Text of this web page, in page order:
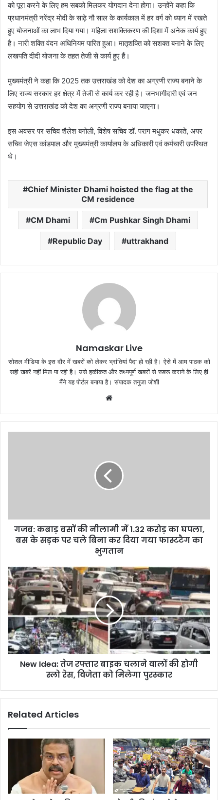
को पूरा करने के लिए हम सबको मिलकर योगदान देना होगा। उन्होंने कहा कि
प्रधानमंत्री नरेंद्र मोदी के साढ़े नौ साल के कार्यकाल में हर वर्ग को ध्यान में रखते
हुए योजनाओं का लाभ दिया गया। महिला सशक्तिकरण की दिशा में अनेक कार्य हुए
है। नारी शक्ति वंदन अधिनियम पारित हुआ। मातृशक्ति को सशक्त बनाने के लिए
लखपति दीदी योजना के तहत तेजी से कार्य हुए हैं।
मुख्यमंत्री ने कहा कि 2025 तक उत्तराखंड को देश का अग्रणी राज्य बनाने के
लिए राज्य सरकार हर क्षेत्र में तेजी से कार्य कर रही है। जनभागीदारी एवं जन
सहयोग से उत्तराखंड को देश का अग्रणी राज्य बनाया जाएगा।
इस अवसर पर सचिव शैलेश बगोली, विशेष सचिव डॉ. पराग मधुकर धकाते, अपर
सचिव जेएस कांडपाल और मुख्यमंत्री कार्यालय के अधिकारी एवं कर्मचारी उपस्थित
थे।
Chief Minister Dhami hoisted the flag at the
CM residence
CM Dhami Cm Pushkar Singh Dhami
Republic Day uttrakhand
Namaskar Live
सोशल मीडिया के इस दौर में खबरों को लेकर भ्रांतियां पैदा हो रही है। ऐसे में आम पाठक को
सही खबरें नहीं मिल पा रही है। उसे हकीकत और तथ्यपूर्ण खबरों से रूबरू कराने के लिए ही
मैंने यह पोर्टल बनाया है। संपादक तनुजा जोशी
b
s
गजब: कबाड़ बसों की नीलामी में 1.32 करोड़ का घपला,
बस के सड़क पर चले बिना कर दिया गया फास्टटैग का
भुगतान
New Idea: तेज रफ्तार बाइक चलाने वालों की होगी
स्लो रेस, विजेता को मिलेगा पुरस्कार
Related Articles